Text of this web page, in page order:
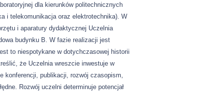
dla kierunków politechnicznych
i telekomunikacja oraz elektrotechnika). W
i aparatury dydaktycznej Uczelnia
budynku B. W fazie realizacji jest
to niespotykane w dotychczasowej historii
że Uczelnia wreszcie inwestuje w
konferencji, publikacji, rozwój czasopism,
Rozwój uczelni determinuje potencjał